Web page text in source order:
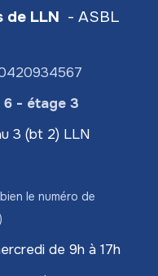
LLN - ASBL
- étage 3
3 (bt 2) LLN
le numéro de
de 9h à 17h